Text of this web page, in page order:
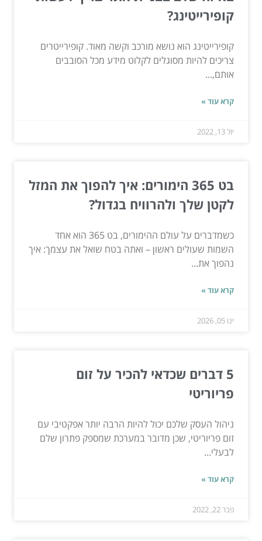
קופירייטינג?
קופירייטינג הוא נושא מורכב וקשה מאוד. קופירייטרים
צריכים להיות מסוגלים לקלוט מידע מכל הסובבים
אותם,...
קרא עוד »
יול 13, 2022
בט 365 הימורים: איך להפוך את המזל
לקטן שלך ולהרוויח בגדול?
כשמדברים על עולם ההימורים, בט 365 הוא אחד
השמות שעולים ראשון – ואתה בטח שואל את עצמך: איך
נהפוך את...
קרא עוד »
ינו 05, 2026
5 דברים שכדאי להכיר על זום
פריוריטי
ניהול העסק שלכם יכול להיות הרבה יותר אפקטיבי עם
זום פריוריטי, שכן מדובר במערכת שמספק פתרון שלם
לבעלי...
קרא עוד »
פבר 22, 2022